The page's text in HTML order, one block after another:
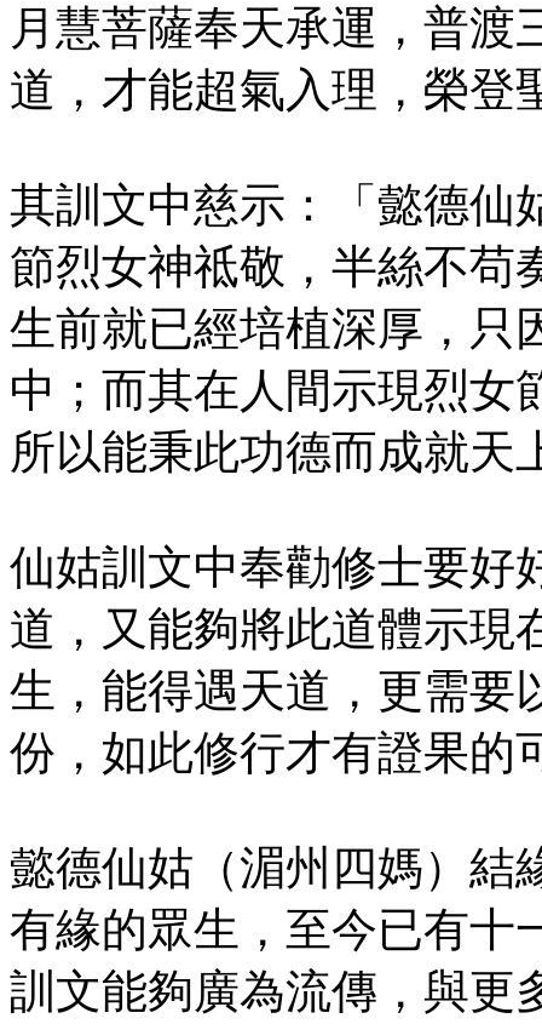
月慧菩薩奉天承運，普渡
道，才能超氣入理，榮登
其訓文中慈示：「懿德仙
節烈女神祗敬，半絲不苟
生前就已經培植深厚，只
中；而其在人間示現烈女
所以能秉此功德而成就天
仙姑訓文中奉勸修士要好
道，又能夠將此道體示現
生，能得遇天道，更需要
份，如此修行才有證果的
懿德仙姑（湄州四媽）結
有緣的眾生，至今已有十
訓文能夠廣為流傳，與更